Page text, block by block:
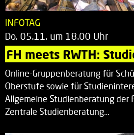
INFOTAG
Do. 05.11. um 18.00 Uhr
FH meets RWTH:
Online-Gruppenberatung für
Oberstufe sowie für
Allgemeine Studienberatung der
Zentrale Studienberatung…